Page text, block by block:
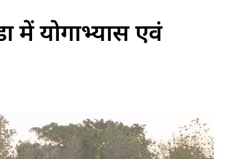
में योगाभ्यास एवं